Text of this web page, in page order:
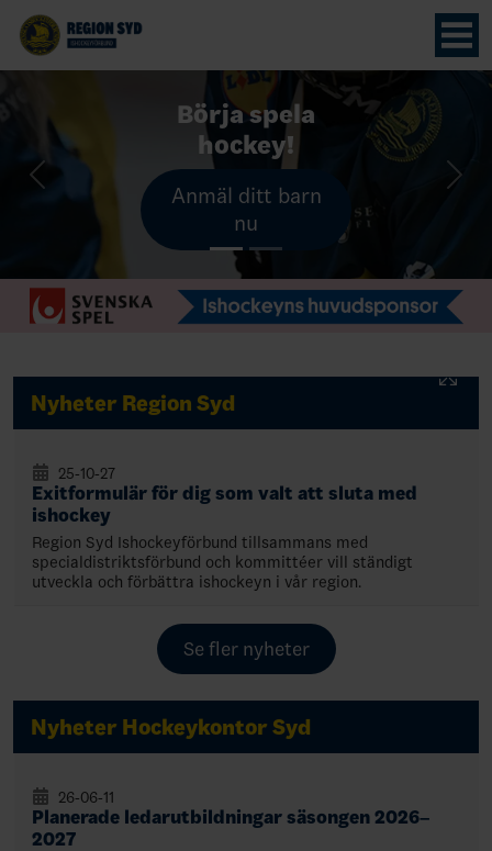
Börja spela
hockey!
Anmäl ditt barn
nu
Previous
Nyheter Region Syd
Exitformulär för dig som valt att sluta med
ishockey
25-10-27
Region Syd Ishockeyförbund tillsammans med
specialdistriktsförbund och kommittéer vill ständigt
utveckla och förbättra ishockeyn i vår region.
Se fler nyheter
Nyheter Hockeykontor Syd
Planerade ledarutbildningar säsongen 2026–
2027
26-06-11